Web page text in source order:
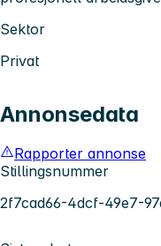
Sektor
Privat
Annonsedata
Rapporter annonse
Stillingsnummer
2f7cad66-4dcf-49e7-